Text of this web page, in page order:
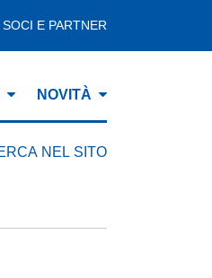
E PARTNER
NOVITÀ
NEL SITO